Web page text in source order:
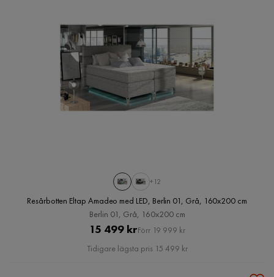
+12
Resårbotten Eltap Amadeo med LED, Berlin 01, Grå, 160x200 cm
Berlin 01, Grå, 160x200 cm
Pris
15 499 krOriginal
Pris
Förr 19 999 kr
Tidigare lägsta pris 15 499 kr